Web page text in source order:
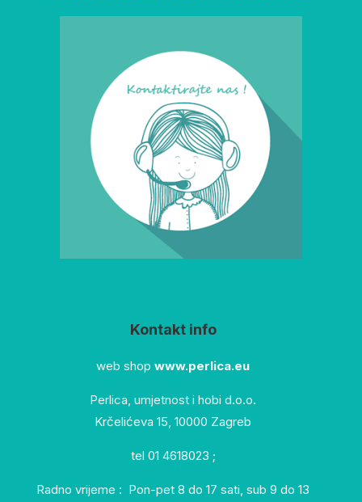
Kontakt info
web shop www.perlica.eu
Perlica, umjetnost i hobi d.o.o.
Krčelićeva 15, 10000 Zagreb
tel 01 4618023 ;
Radno vrijeme : Pon-pet 8 do 17 sati, sub 9 do 13